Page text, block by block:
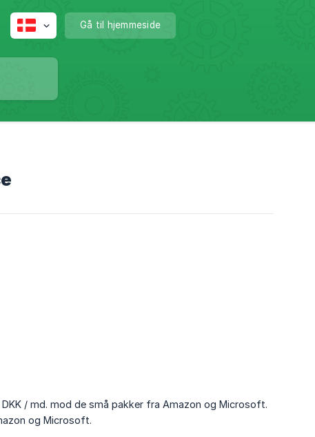
Gå til hjemmeside
/ md. mod de små pakker fra Amazon og Microsoft.
og Microsoft.